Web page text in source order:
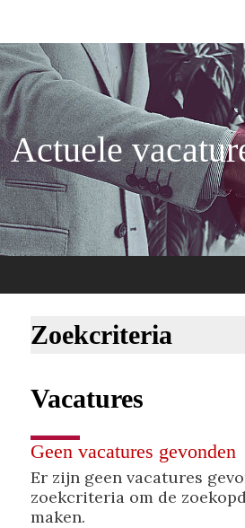
Actuele
Zoekcriteria
Vacatures
Geen vacatures gevonden
Er zijn geen vacatures
zoekcriteria om de
maken.